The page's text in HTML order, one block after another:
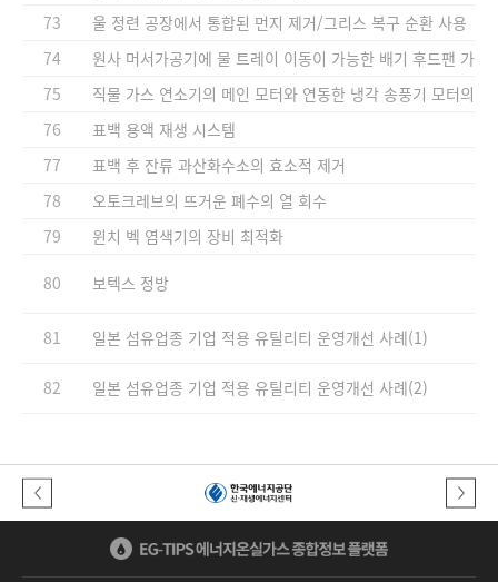
73
울 정련 공장에서 통합된 먼지 제거/그리스 복구 순환 사용
74
원사 머서가공기에 물 트레이 이동이 가능한 배기 후드팬 가동
75
직물 가스 연소기의 메인 모터와 연동한 냉각 송풍기 모터의
76
표백 용액 재생 시스템
77
표백 후 잔류 과산화수소의 효소적 제거
78
오토크레브의 뜨거운 폐수의 열 회수
79
윈치 벡 염색기의 장비 최적화
80 보텍스 정방
81 일본 섬유업종 기업 적용 유틸리티 운영개선 사례(1)
82 일본 섬유업종 기업 적용 유틸리티 운영개선 사례(2)